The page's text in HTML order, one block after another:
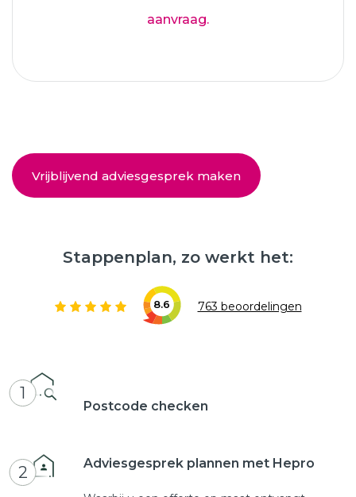
aanvraag.
Vrijblijvend adviesgesprek maken
Stappenplan, zo werkt het:
8.6 763 beoordelingen
1
Postcode checken
2 Adviesgesprek plannen met Hepro